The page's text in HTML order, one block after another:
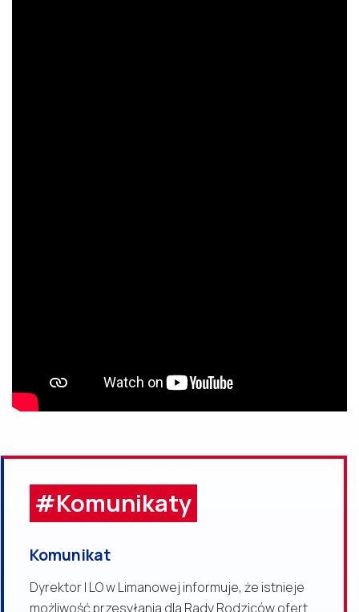
#Komunikaty
Komunikat
Dyrektor I LO w Limanowej informuje, że istnieje
możliwość przesyłania dla Rady Rodziców ofert